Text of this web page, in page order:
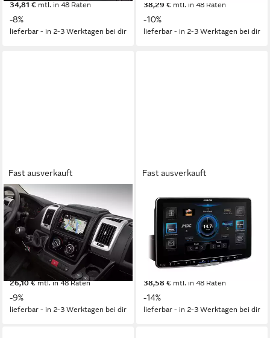
34,81 € mtl. in 48 Raten
-8%
lieferbar - in 2-3 Werktagen bei dir
38,29 € mtl. in 48 Raten
-10%
lieferbar - in 2-3 Werktagen bei dir
Fast ausverkauft
ALPINE
INE-W611DU Navi mit 6,5-Zoll
Touchscreen Ducato III
Jumper II Boxer II Autoradio
Gewicht
899,00 € UVP989,00 €
26,10 €mtl. in 48 Raten
-9%
lieferbar - in 2-3 Werktagen bei dir
Fast ausverkauft
ALPINE
INE-F904DU8S Autoradio mit
schwenkbarem 9-Zoll
Touchscreen, Autoradio
38,58 € mtl. in 48 Raten
-14%
lieferbar - in 2-3 Werktagen bei dir